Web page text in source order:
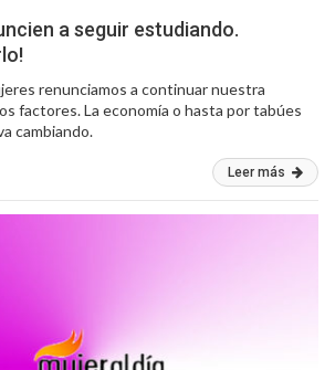
a seguir estudiando.
renunciamos a continuar nuestra
factores. La economía o hasta por tabúes
cambiando.
Leer más